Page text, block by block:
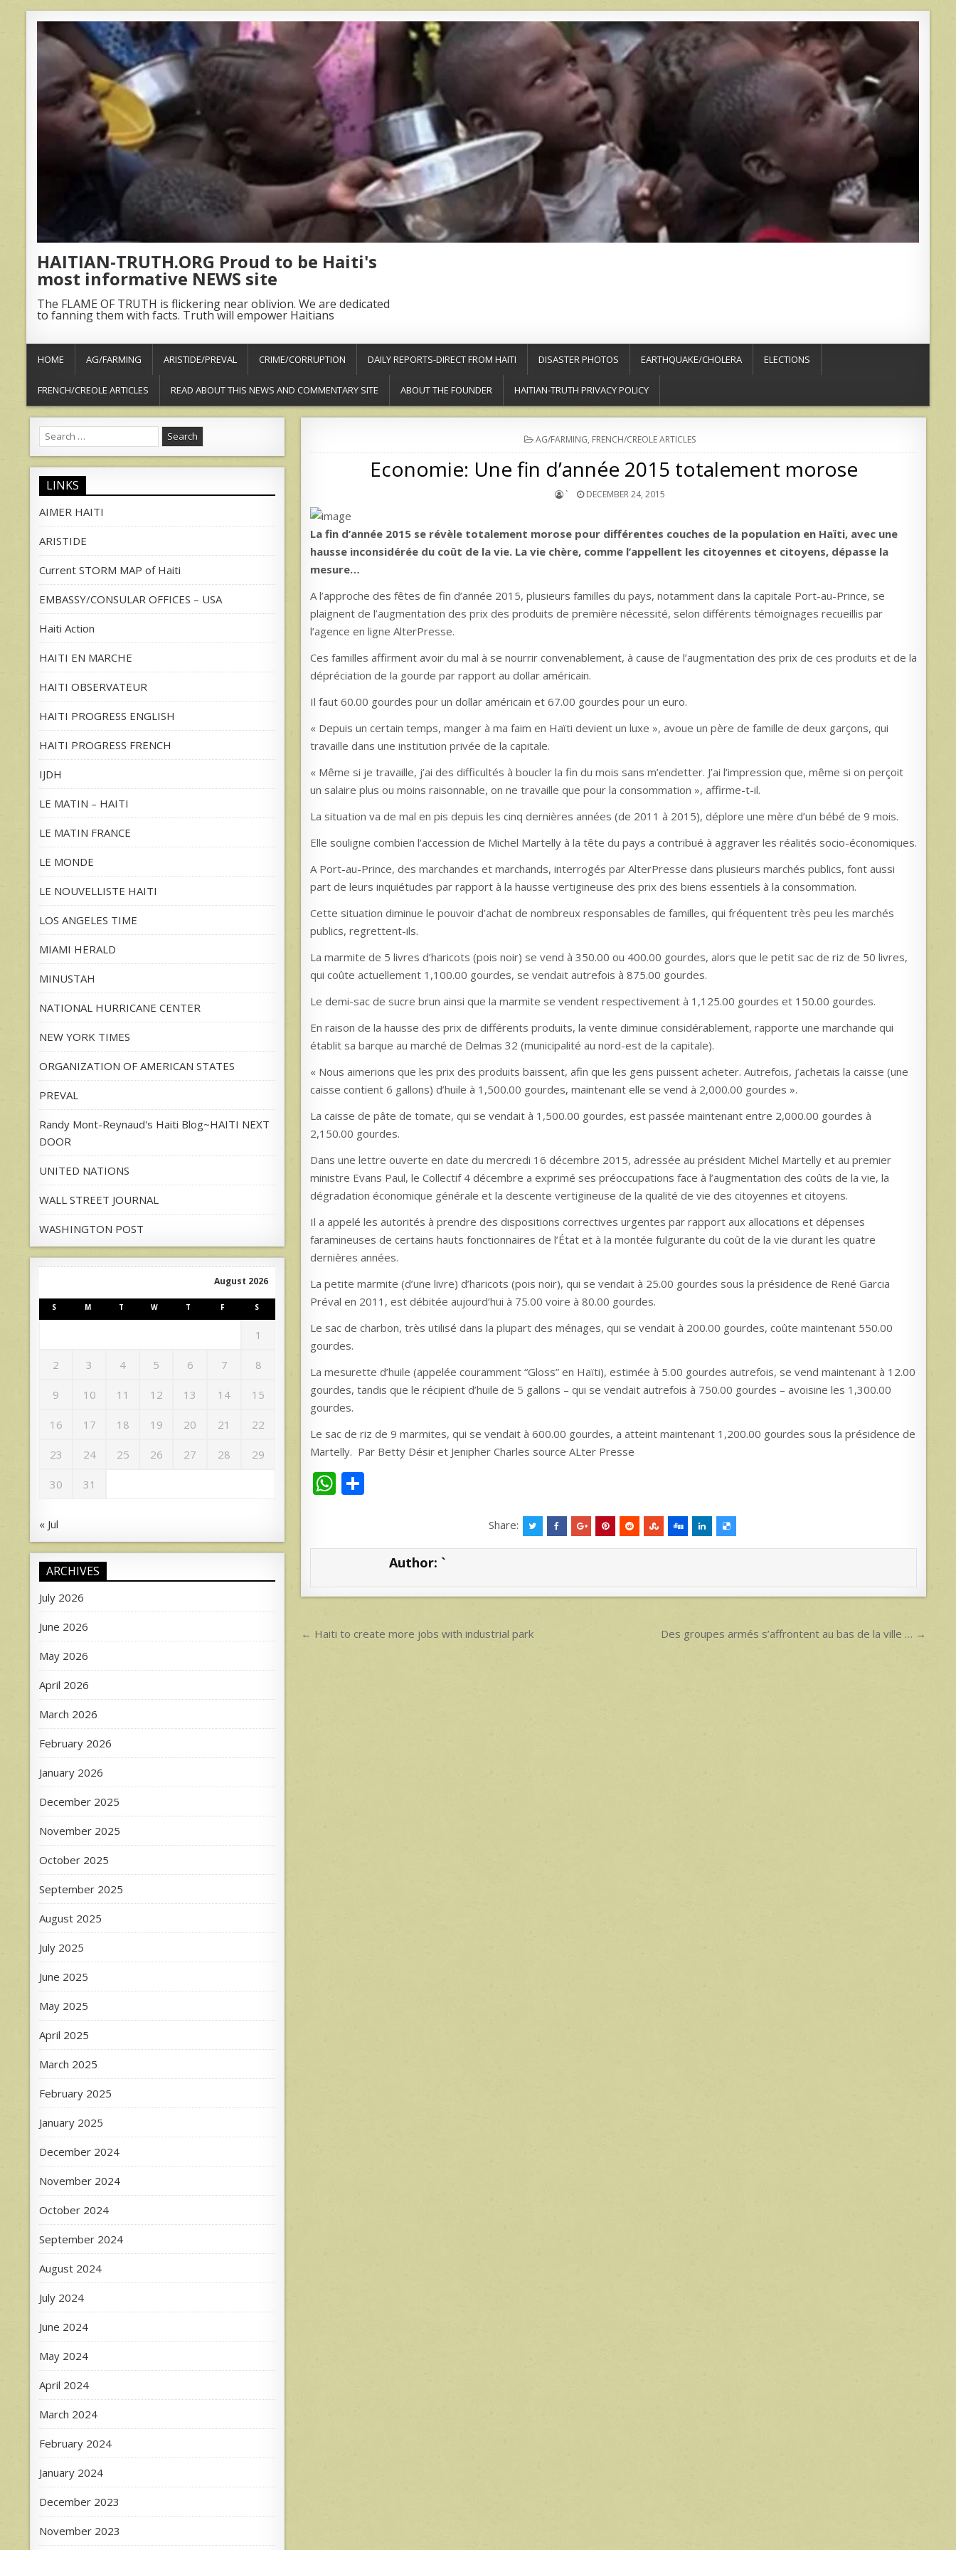
HAITIAN-TRUTH.ORG Proud to be Haiti's
most informative NEWS site
The FLAME OF TRUTH is flickering near oblivion. We are dedicated
to fanning them with facts. Truth will empower Haitians
HOME AG/FARMING ARISTIDE/PREVAL CRIME/CORRUPTION DAILY REPORTS-DIRECT FROM HAITI DISASTER PHOTOS EARTHQUAKE/CHOLERA ELECTIONS
FRENCH/CREOLE ARTICLES READ ABOUT THIS NEWS AND COMMENTARY SITE ABOUT THE FOUNDER HAITIAN-TRUTH PRIVACY POLICY
POSTED
IN
AG/FARMING, FRENCH/CREOLE ARTICLES
Economie: Une fin d’année 2015 totalement morose
` DECEMBER 24, 2015
La fin d’année 2015 se révèle totalement morose pour différentes couches de la population en Haïti, avec une
hausse inconsidérée du coût de la vie. La vie chère, comme l’appellent les citoyennes et citoyens, dépasse la
mesure…
A l’approche des fêtes de fin d’année 2015, plusieurs familles du pays, notamment dans la capitale Port-au-Prince, se
plaignent de l’augmentation des prix des produits de première nécessité, selon différents témoignages recueillis par
l’agence en ligne AlterPresse.
Ces familles affirment avoir du mal à se nourrir convenablement, à cause de l’augmentation des prix de ces produits et de la
dépréciation de la gourde par rapport au dollar américain.
Il faut 60.00 gourdes pour un dollar américain et 67.00 gourdes pour un euro.
« Depuis un certain temps, manger à ma faim en Haïti devient un luxe », avoue un père de famille de deux garçons, qui
travaille dans une institution privée de la capitale.
« Même si je travaille, j’ai des difficultés à boucler la fin du mois sans m’endetter. J’ai l’impression que, même si on perçoit
un salaire plus ou moins raisonnable, on ne travaille que pour la consommation », affirme-t-il.
La situation va de mal en pis depuis les cinq dernières années (de 2011 à 2015), déplore une mère d’un bébé de 9 mois.
Elle souligne combien l’accession de Michel Martelly à la tête du pays a contribué à aggraver les réalités socio-économiques.
A Port-au-Prince, des marchandes et marchands, interrogés par AlterPresse dans plusieurs marchés publics, font aussi
part de leurs inquiétudes par rapport à la hausse vertigineuse des prix des biens essentiels à la consommation.
Cette situation diminue le pouvoir d’achat de nombreux responsables de familles, qui fréquentent très peu les marchés
publics, regrettent-ils.
La marmite de 5 livres d’haricots (pois noir) se vend à 350.00 ou 400.00 gourdes, alors que le petit sac de riz de 50 livres,
qui coûte actuellement 1,100.00 gourdes, se vendait autrefois à 875.00 gourdes.
Le demi-sac de sucre brun ainsi que la marmite se vendent respectivement à 1,125.00 gourdes et 150.00 gourdes.
En raison de la hausse des prix de différents produits, la vente diminue considérablement, rapporte une marchande qui
établit sa barque au marché de Delmas 32 (municipalité au nord-est de la capitale).
« Nous aimerions que les prix des produits baissent, afin que les gens puissent acheter. Autrefois, j’achetais la caisse (une
caisse contient 6 gallons) d’huile à 1,500.00 gourdes, maintenant elle se vend à 2,000.00 gourdes ».
La caisse de pâte de tomate, qui se vendait à 1,500.00 gourdes, est passée maintenant entre 2,000.00 gourdes à
2,150.00 gourdes.
Dans une lettre ouverte en date du mercredi 16 décembre 2015, adressée au président Michel Martelly et au premier
ministre Evans Paul, le Collectif 4 décembre a exprimé ses préoccupations face à l’augmentation des coûts de la vie, la
dégradation économique générale et la descente vertigineuse de la qualité de vie des citoyennes et citoyens.
Il a appelé les autorités à prendre des dispositions correctives urgentes par rapport aux allocations et dépenses
faramineuses de certains hauts fonctionnaires de l’État et à la montée fulgurante du coût de la vie durant les quatre
dernières années.
La petite marmite (d’une livre) d’haricots (pois noir), qui se vendait à 25.00 gourdes sous la présidence de René Garcia
Préval en 2011, est débitée aujourd’hui à 75.00 voire à 80.00 gourdes.
Le sac de charbon, très utilisé dans la plupart des ménages, qui se vendait à 200.00 gourdes, coûte maintenant 550.00
gourdes.
La mesurette d’huile (appelée couramment “Gloss” en Haïti), estimée à 5.00 gourdes autrefois, se vend maintenant à 12.00
gourdes, tandis que le récipient d’huile de 5 gallons – qui se vendait autrefois à 750.00 gourdes – avoisine les 1,300.00
gourdes.
Le sac de riz de 9 marmites, qui se vendait à 600.00 gourdes, a atteint maintenant 1,200.00 gourdes sous la présidence de
Martelly. Par Betty Désir et Jenipher Charles source ALter Presse
W
s
p
e
Share:
Author: `
Post
← Haiti to create more jobs with industrial park Des groupes armés s’affrontent au bas de la ville … →
Search
for:
LINKS
AIMER HAITI
ARISTIDE
Current STORM MAP of Haiti
EMBASSY/CONSULAR OFFICES – USA
Haiti Action
HAITI EN MARCHE
HAITI OBSERVATEUR
HAITI PROGRESS ENGLISH
HAITI PROGRESS FRENCH
IJDH
LE MATIN – HAITI
LE MATIN FRANCE
LE MONDE
LE NOUVELLISTE HAITI
LOS ANGELES TIME
MIAMI HERALD
MINUSTAH
NATIONAL HURRICANE CENTER
NEW YORK TIMES
ORGANIZATION OF AMERICAN STATES
PREVAL
Randy Mont-Reynaud's Haiti Blog~HAITI NEXT
DOOR
UNITED NATIONS
WALL STREET JOURNAL
WASHINGTON POST
August 2026
S M T W T F S
1
2 3 4 5 6 7 8
9 10 11 12 13 14 15
16 17 18 19 20 21 22
23 24 25 26 27 28 29
30 31
« Jul
ARCHIVES
July 2026
June 2026
May 2026
April 2026
March 2026
February 2026
January 2026
December 2025
November 2025
October 2025
September 2025
August 2025
July 2025
June 2025
May 2025
April 2025
March 2025
February 2025
January 2025
December 2024
November 2024
October 2024
September 2024
August 2024
July 2024
June 2024
May 2024
April 2024
March 2024
February 2024
January 2024
December 2023
November 2023